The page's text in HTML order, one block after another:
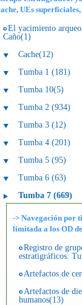
UEs superficiales,
El yacimiento
Caño(1)
Cache(12)
Tumba 1 (181)
Tumba 10(5)
Tumba 2 (934)
Tumba 3 (12)
Tumba 4 (201)
Tumba 5 (95)
Tumba 6 (63)
Tumba 7 (669)
-> Navegación por
limitada a los OD
Registro de
estratigráficos:
Artefactos de
Artefactos de
humanos(13)